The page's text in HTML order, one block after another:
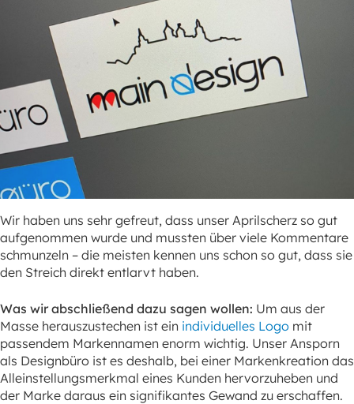
Wir haben uns sehr gefreut, dass unser Aprilscherz so gut
aufgenommen wurde und mussten über viele Kommentare
schmunzeln – die meisten kennen uns schon so gut, dass sie
den Streich direkt entlarvt haben.
Was wir abschließend dazu sagen wollen: Um aus der
Masse herauszustechen ist ein individuelles Logo mit
passendem Markennamen enorm wichtig. Unser Ansporn
als Designbüro ist es deshalb, bei einer Markenkreation das
Alleinstellungsmerkmal eines Kunden hervorzuheben und
der Marke daraus ein signifikantes Gewand zu erschaffen.